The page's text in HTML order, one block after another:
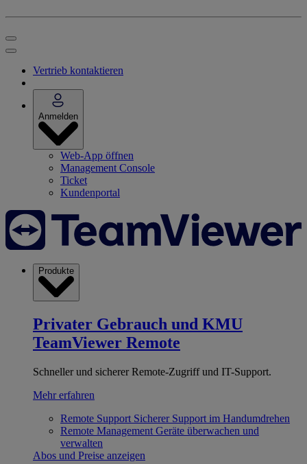
Vertrieb kontaktieren
Anmelden
Web-App öffnen
Management Console
Ticket
Kundenportal
Produkte
Privater Gebrauch und KMU
TeamViewer Remote
Schneller und sicherer Remote-Zugriff und IT-Support.
Mehr erfahren
Remote Support Sicherer Support im Handumdrehen
Remote Management Geräte überwachen und
verwalten
Abos und Preise anzeigen